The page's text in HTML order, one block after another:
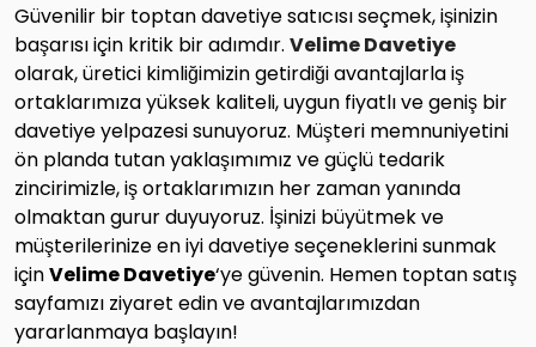
Güvenilir bir toptan davetiye satıcısı seçmek, işinizin
başarısı için kritik bir adımdır. Velime Davetiye
olarak, üretici kimliğimizin getirdiği avantajlarla iş
ortaklarımıza yüksek kaliteli, uygun fiyatlı ve geniş bir
davetiye yelpazesi sunuyoruz. Müşteri memnuniyetini
ön planda tutan yaklaşımımız ve güçlü tedarik
zincirimizle, iş ortaklarımızın her zaman yanında
olmaktan gurur duyuyoruz. İşinizi büyütmek ve
müşterilerinize en iyi davetiye seçeneklerini sunmak
içinVelime Davetiye‘ye güvenin. Hemen toptan satış
sayfamızı ziyaret edin ve avantajlarımızdan
yararlanmaya başlayın!